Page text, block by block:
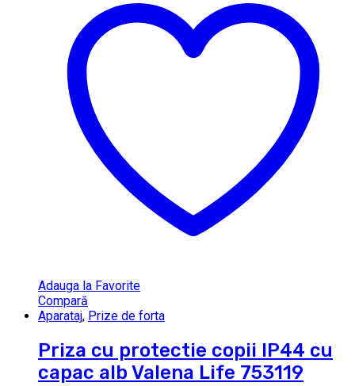
Adauga la Favorite
Compară
Aparataj, Prize de forta
Priza cu protectie copii IP44 cu
capac alb Valena Life 753119